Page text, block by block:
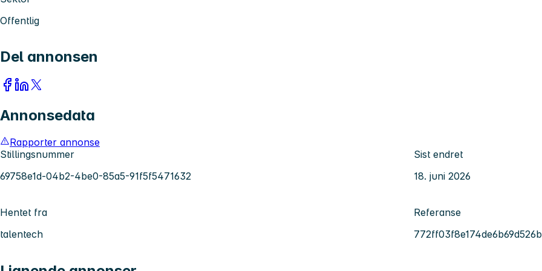
Offentlig
Del annonsen
Annonsedata
Rapporter annonse
Stillingsnummer
69758e1d-04b2-4be0-85a5-91f5f5471632
Sist endret
18. juni 2026
Hentet fra
talentech
Referanse